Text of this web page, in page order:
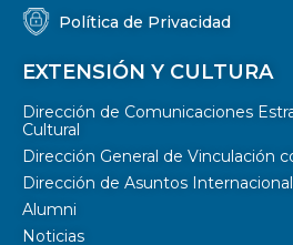
Política de Privacidad
EXTENSIÓN Y CULTURA
Dirección de Comunicaciones
Cultural
Dirección General de Vinculación
Dirección de Asuntos
Alumni
Noticias